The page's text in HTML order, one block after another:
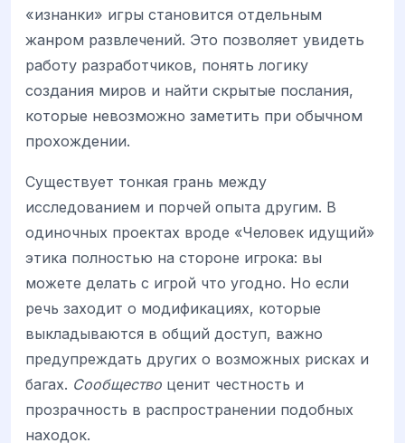
«изнанки» игры становится отдельным
жанром развлечений. Это позволяет увидеть
работу разработчиков, понять логику
создания миров и найти скрытые послания,
которые невозможно заметить при обычном
прохождении.
Существует тонкая грань между
исследованием и порчей опыта другим. В
одиночных проектах вроде «Человек идущий»
этика полностью на стороне игрока: вы
можете делать с игрой что угодно. Но если
речь заходит о модификациях, которые
выкладываются в общий доступ, важно
предупреждать других о возможных рисках и
багах. Сообщество ценит честность и
прозрачность в распространении подобных
находок.